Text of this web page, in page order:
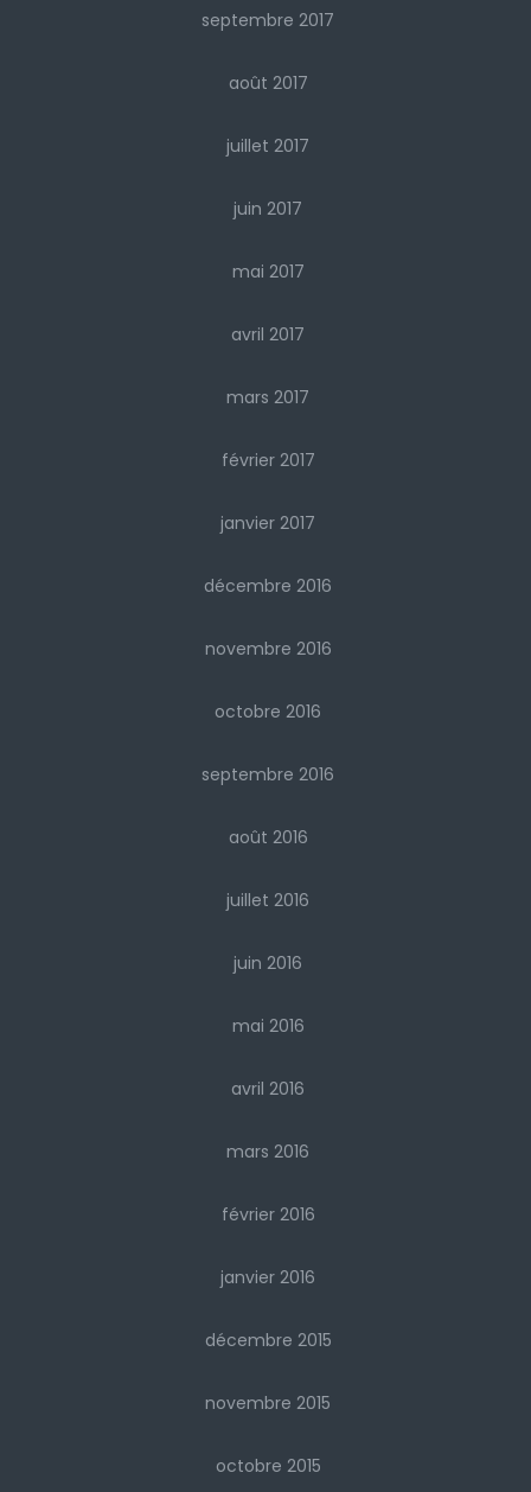
septembre 2017
août 2017
juillet 2017
juin 2017
mai 2017
avril 2017
mars 2017
février 2017
janvier 2017
décembre 2016
novembre 2016
octobre 2016
septembre 2016
août 2016
juillet 2016
juin 2016
mai 2016
avril 2016
mars 2016
février 2016
janvier 2016
décembre 2015
novembre 2015
octobre 2015